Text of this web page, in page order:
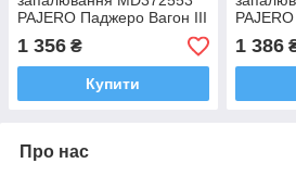
PAJERO Паджеро Вагон III
3. PAJERO Паджеро
Спорт 3. Аутлендер
1 356 ₴
Купити
3.5
1 386
Про нас